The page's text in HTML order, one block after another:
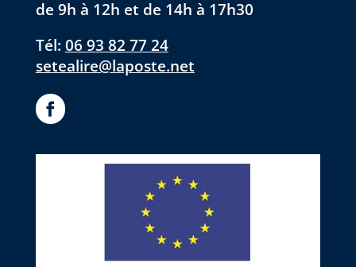
de 9h à 12h et de 14h à 17h30
Tél: 06 93 82 77 24
setealire@laposte.net